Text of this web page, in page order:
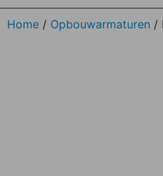
Home / Opbouwarmaturen /